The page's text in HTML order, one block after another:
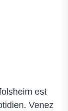
est
Venez